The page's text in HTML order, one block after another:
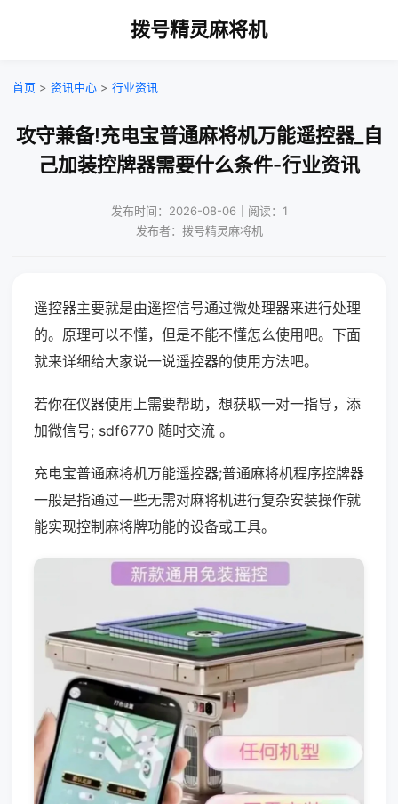
拨号精灵麻将机
首页 > 资讯中心 > 行业资讯
攻守兼备!充电宝普通麻将机万能遥控器_自
己加装控牌器需要什么条件-行业资讯
发布时间：2026-08-06｜阅读：1
发布者：拨号精灵麻将机
遥控器主要就是由遥控信号通过微处理器来进行处理
的。原理可以不懂，但是不能不懂怎么使用吧。下面
就来详细给大家说一说遥控器的使用方法吧。
若你在仪器使用上需要帮助，想获取一对一指导，添
加微信号; sdf6770 随时交流 。
充电宝普通麻将机万能遥控器;普通麻将机程序控牌器
一般是指通过一些无需对麻将机进行复杂安装操作就
能实现控制麻将牌功能的设备或工具。